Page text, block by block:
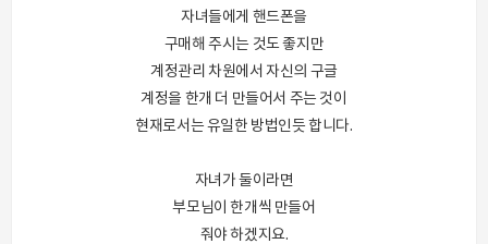
자녀들에게 핸드폰을
구매해 주시는 것도 좋지만
계정관리 차원에서 자신의 구글
계정을 한개 더 만들어서 주는 것이
현재로서는 유일한 방법인듯 합니다.
자녀가 둘이라면
부모님이 한개씩 만들어
줘야 하겠지요.